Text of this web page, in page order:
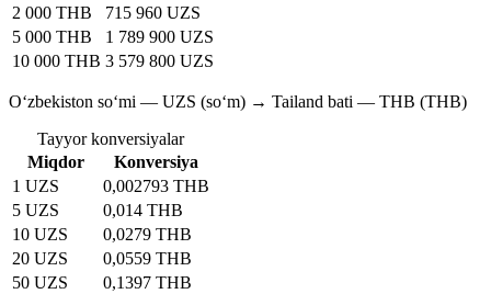
2 000 THB
715 960 UZS
5 000 THB
1 789 900 UZS
10 000 THB 3 579 800 UZS
O‘zbekiston so‘mi — UZS (soʻm) → Tailand bati — THB (THB)
Tayyor konversiyalar
Miqdor
Konversiya
1 UZS
0,002793 THB
5 UZS
0,014 THB
10 UZS
0,0279 THB
20 UZS
0,0559 THB
50 UZS
0,1397 THB